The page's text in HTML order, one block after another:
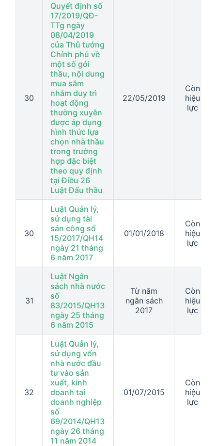
30
Quyết định số
17/2019/QĐ-
TTg ngày
08/04/2019
của Thủ tướng
Chính phủ về
một số gói
thầu, nội dung
mua sắm
nhằm duy trì
hoạt động
thường xuyên
được áp dụng
hình thức lựa
chọn nhà thầu
trong trường
hợp đặc biệt
theo quy định
tại Điều 26
Luật Đấu thầu
22/05/2019
Còn
hiệu
lực
30
Luật Quản lý,
sử dụng tài
sản công số
15/2017/QH14
ngày 21 tháng
6 năm 2017
01/01/2018
Còn
hiệu
lực
31
Luật Ngân
sách nhà nước
số
83/2015/QH13
ngày 25 tháng
6 năm 2015
Từ năm
ngân sách
2017
Còn
hiệu
lực
32
Luật Quản lý,
sử dụng vốn
nhà nước đầu
tư vào sản
xuất, kinh
doanh tại
doanh nghiệp
số
69/2014/QH13
ngày 26 tháng
11 năm 2014
01/07/2015
Còn
hiệu
lực